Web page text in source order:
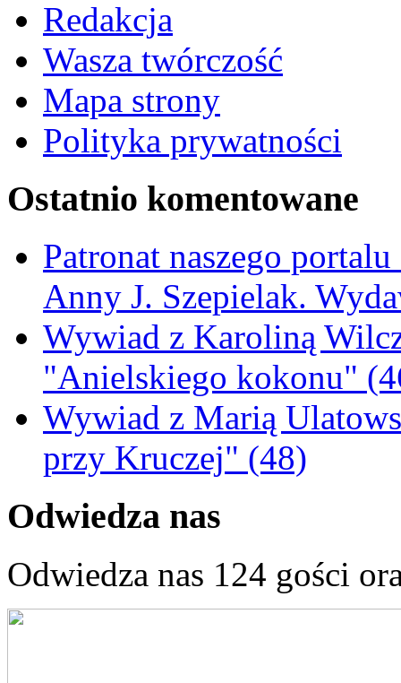
Redakcja
Wasza twórczość
Mapa strony
Polityka prywatności
Ostatnio komentowane
Patronat naszego
Anny J. Szepielak.
Wywiad z Karoliną
"Anielskiego kokonu"
Wywiad z Marią
przy Kruczej" (48)
Odwiedza nas
Odwiedza nas 124 gości